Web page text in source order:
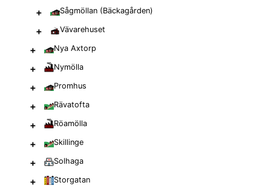
+ Sågmöllan (Bäckagården)
+ Vävarehuset
+ Nya Axtorp
+ Nymölla
+ Promhus
+ Rävatofta
+ Röamölla
+ Skillinge
+ Solhaga
+ Storgatan